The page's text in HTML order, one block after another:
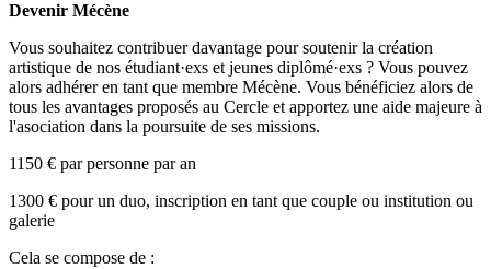
Devenir Mécène
Vous souhaitez contribuer davantage pour soutenir la création
artistique de nos étudiant·exs et jeunes diplômé·exs ? Vous pouvez
alors adhérer en tant que membre Mécène. Vous bénéficiez alors de
tous les avantages proposés au Cercle et apportez une aide majeure à
l'asociation dans la poursuite de ses missions.
1150 € par personne par an
1300 € pour un duo, inscription en tant que couple ou institution ou
galerie
Cela se compose de :